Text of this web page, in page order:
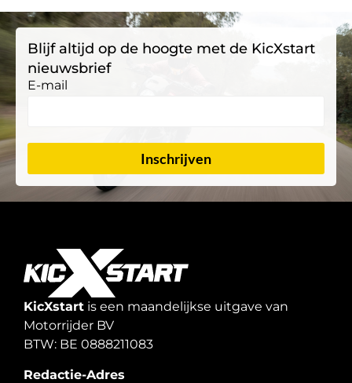
Blijf altijd op de hoogte met de KicXstart
nieuwsbrief
E-mail
Inschrijven
KicXstart is een maandelijkse uitgave van
Motorrijder BV
BTW: BE 0888211083
Redactie-Adres